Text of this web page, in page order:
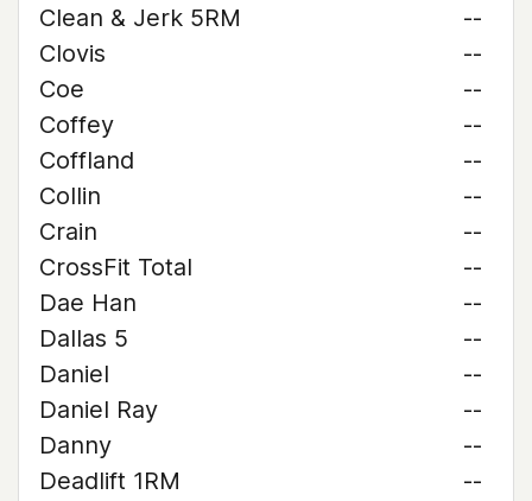
Clean & Jerk 5RM
--
Clovis
--
Coe
--
Coffey
--
Coffland
--
Collin
--
Crain
--
CrossFit Total
--
Dae Han
--
Dallas 5
--
Daniel
--
Daniel Ray
--
Danny
--
Deadlift 1RM
--